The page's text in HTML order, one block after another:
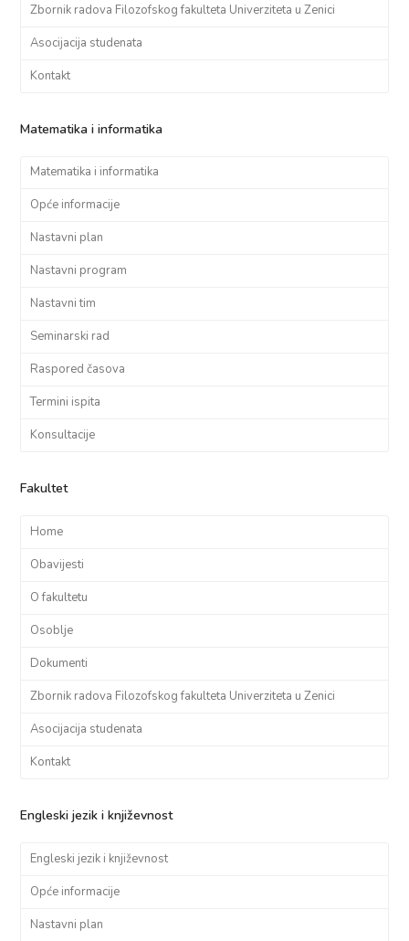
Zbornik radova Filozofskog fakulteta Univerziteta u Zenici
Asocijacija studenata
Kontakt
Matematika i informatika
Matematika i informatika
Opće informacije
Nastavni plan
Nastavni program
Nastavni tim
Seminarski rad
Raspored časova
Termini ispita
Konsultacije
Fakultet
Home
Obavijesti
O fakultetu
Osoblje
Dokumenti
Zbornik radova Filozofskog fakulteta Univerziteta u Zenici
Asocijacija studenata
Kontakt
Engleski jezik i književnost
Engleski jezik i književnost
Opće informacije
Nastavni plan